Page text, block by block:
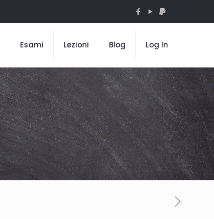
Esami Lezioni Blog Log In